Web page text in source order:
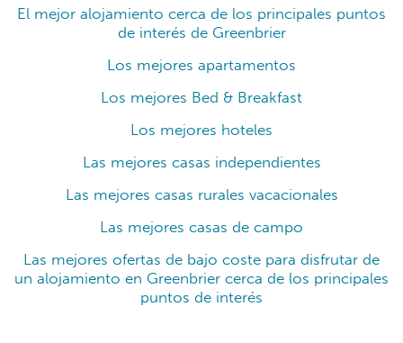
El mejor alojamiento cerca de los principales puntos
de interés de Greenbrier
Los mejores apartamentos
Los mejores Bed & Breakfast
Los mejores hoteles
Las mejores casas independientes
Las mejores casas rurales vacacionales
Las mejores casas de campo
Las mejores ofertas de bajo coste para disfrutar de
un alojamiento en Greenbrier cerca de los principales
puntos de interés